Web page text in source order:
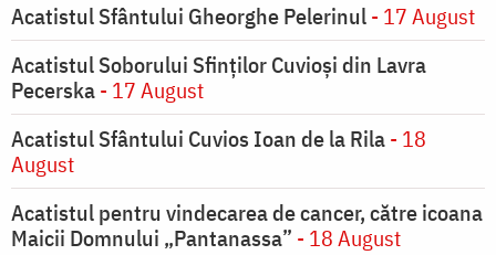
Acatistul Sfântului Gheorghe Pelerinul- 17 August
Acatistul Soborului Sfinților Cuvioși din Lavra
Pecerska- 17 August
Acatistul Sfântului Cuvios Ioan de la Rila- 18
August
Acatistul pentru vindecarea de cancer, către icoana
Maicii Domnului „Pantanassa” - 18 August